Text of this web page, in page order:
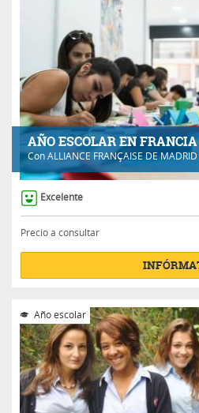
AÑO ESCOLAR EN FRANCIA
ConALLIANCE FRANÇAISE DE MADRID
Excelente
Precio a consultar
Año escolar